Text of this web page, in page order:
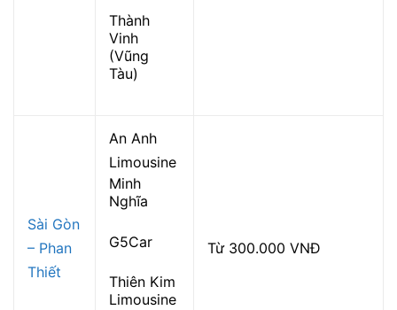
Thành
Vinh
(Vũng
Tàu)
Sài Gòn
– Phan
Thiết
An Anh
Limousine
Minh
Nghĩa
G5Car
Thiên Kim
Limousine
Từ 300.000 VNĐ